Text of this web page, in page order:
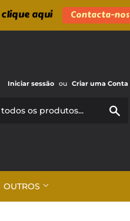
aqui Contacta-nos
Iniciar sessão ou Criar uma Conta
OUTROS